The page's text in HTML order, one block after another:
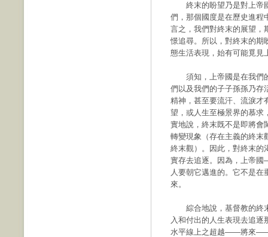
終末的盼望乃是對上帝國
們，那個國度是在歷史進程
言之，我們對終末的展望，
憬追尋。所以，對終末的期
態生活表現，始有可能覓見
須知，上帝國是在我們的
們以及我們的子子孫孫乃存
精神，甚至要流汗、流淚才
望，或人生至極景界的慕求
實地說，終末既不是即將會
轉變現象（存在主義的終末
終末觀）。因此，對終末的
實存去追逐。因為，上帝
人要朝它邁進的。它不是
來。
綜合地說，基督教的終末
入和付出的人生表現去追
水平線上之超越——將來——